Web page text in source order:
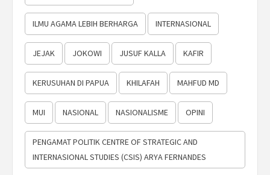
ILMU AGAMA LEBIH BERHARGA INTERNASIONAL
JEJAK JOKOWI JUSUF KALLA KAFIR
KERUSUHAN DI PAPUA KHILAFAH MAHFUD MD
MUI NASIONAL NASIONALISME OPINI
PENGAMAT POLITIK CENTRE OF STRATEGIC AND
INTERNASIONAL STUDIES (CSIS) ARYA FERNANDES